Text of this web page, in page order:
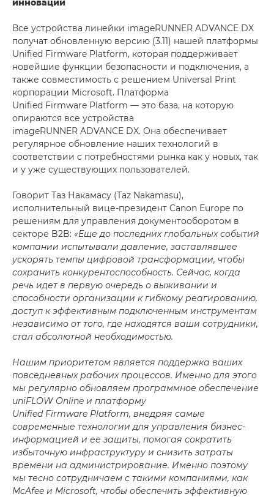
инноваций
Все устройства линейки imageRUNNER ADVANCE DX
получат обновленную версию (3.11) нашей платформы
Unified Firmware Platform, которая поддерживает
новейшие функции безопасности и подключения, а
также совместимость с решением Universal Print
корпорации Microsoft. Платформа
Unified Firmware Platform — это база, на которую
опираются все устройства
imageRUNNER ADVANCE DX. Она обеспечивает
регулярное обновление наших технологий в
соответствии с потребностями рынка как у новых, так
и у уже существующих пользователей.
Говорит Таз Накамасу (Taz Nakamasu),
исполнительный вице-президент Canon Europe по
решениям для управления документооборотом в
секторе B2B: «Еще до последних глобальных событий
компании испытывали давление, заставлявшее
ускорять темпы цифровой трансформации, чтобы
сохранить конкурентоспособность. Сейчас, когда
речь идет в первую очередь о выживании и
способности организации к гибкому реагированию,
доступ к эффективным подключенным инструментам
независимо от того, где находятся ваши сотрудники,
стал абсолютной необходимостью.
Нашим приоритетом является поддержка ваших
повседневных рабочих процессов. Именно для этого
мы регулярно обновляем программное обеспечение
uniFLOW Online и платформу
Unified Firmware Platform, внедряя самые
современные технологии для управления бизнес-
информацией и ее защиты, помогая сократить
избыточную инфраструктуру и снизить затраты
времени на администрирование. Именно поэтому
мы тесно сотрудничаем с такими компаниями, как
McAfee и Microsoft, чтобы обеспечить эффективную